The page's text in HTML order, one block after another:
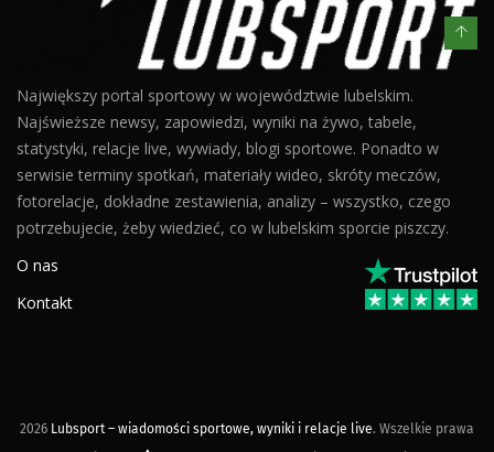
Największy portal sportowy w województwie lubelskim.
Najświeższe newsy, zapowiedzi, wyniki na żywo, tabele,
statystyki, relacje live, wywiady, blogi sportowe. Ponadto w
serwisie terminy spotkań, materiały wideo, skróty meczów,
fotorelacje, dokładne zestawienia, analizy – wszystko, czego
potrzebujecie, żeby wiedzieć, co w lubelskim sporcie piszczy.
O nas
Kontakt
2026 Lubsport – wiadomości sportowe, wyniki i relacje live. Wszelkie prawa